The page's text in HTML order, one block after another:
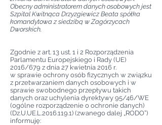
Obecny administratorem danych osobowych jest
Szpital Kwitnąca Drzyzgiewicz Beata spółka
komandytowa z siedzibą w Zagórzycach
Dworskich.
Zgodnie z art. 13 ust. 1 i 2 Rozporządzenia
Parlamentu Europejskiego i Rady (UE)
2016/679 z dnia 27 kwietnia 2016 r.
w sprawie ochrony osób fizycznych w związku
z przetwarzaniem danych osobowych i w
sprawie swobodnego przepływu takich
danych oraz uchylenia dyrektywy 95/46/WE
(ogólne rozporządzenie o ochronie danych)
(Dz.U.UE.L.2016.119.1) (zwanego dalej „RODO”)
informuję: